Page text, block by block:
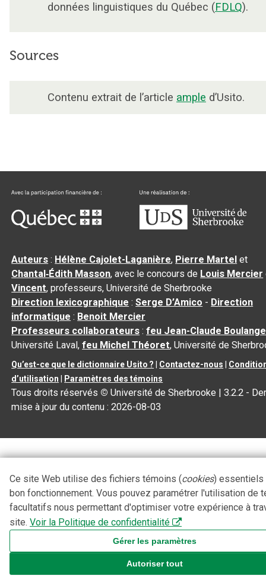
données linguistiques du Québec (FDLQ).
Sources
Contenu extrait de l’article ample d’Usito.
Auteurs : Hélène Cajolet-Laganière, Pierre Martel et
Chantal‑Édith Masson, avec le concours de Louis Mercier
Vincent, professeurs, Université de Sherbrooke
Direction lexicographique :Serge D’Amico - Direction
informatique : Benoit Mercier
Professeurs collaborateurs :feu Jean-Claude
Université Laval,feu Michel Théoret, Université de
Qu’est-ce que le dictionnaire Usito ? Contactez-nous
d’utilisation
Paramètres des témoins
Tous droits réservés © Université de Sherbrooke |3.2.2 -
mise à jour du contenu :2026-08-03
Ce site Web utilise des fichiers témoins (cookies) essentiels
bon fonctionnement. Vous pouvez paramétrer l'utilisation de
facultatifs nous permettant d'optimiser votre expérience à
site. Voir la Politique de confidentialité
Gérer les paramètres
Autoriser tout